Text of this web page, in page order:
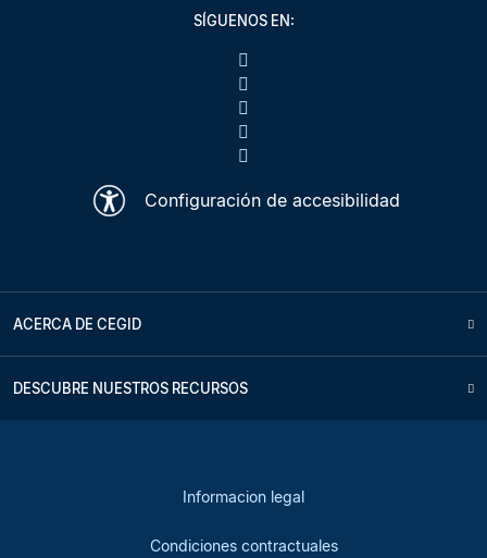
SÍGUENOS EN:
Configuración de accesibilidad
ACERCA DE CEGID
DESCUBRE NUESTROS RECURSOS
Informacion legal
Condiciones contractuales